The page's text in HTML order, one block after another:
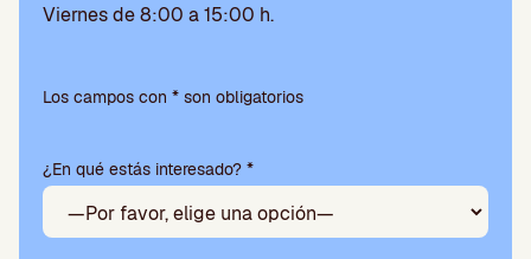
Viernes de 8:00 a 15:00 h.
favor,
campo
vacío.
Los campos con * son obligatorios
¿En qué estás interesado? *